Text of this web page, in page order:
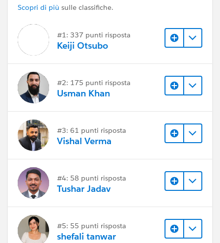
Scopri di più sulle classifiche.
#1: 337 punti risposta
Keiji Otsubo
#2: 175 punti risposta
Usman Khan
#3: 61 punti risposta
Vishal Verma
#4: 58 punti risposta
Tushar Jadav
#5: 55 punti risposta
shefali tanwar